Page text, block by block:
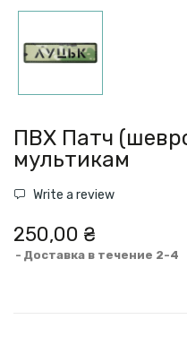
ПВХ Патч
мультикам
Write a review
250,00 ₴
Доставка в течение 2-4